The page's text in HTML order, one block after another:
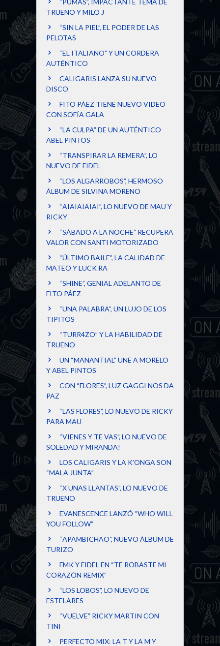
“PUMAS”, IMPACTANTE TEMA DE
TRUENO Y MILO J
“SIN LA PIEL”, EL PODER DE LAS
PELOTAS
“EL ITALIANO” Y UN CORDERA
AUTÉNTICO
CALIGARIS LANZA SU NUEVO
DISCO
FITO PÁEZ TIENE NUEVO VIDEO
CON SOFÍA GALA
“LA CULPA” DE UN AUTÉNTICO
ABEL PINTOS
“TRANSPIRAR LA REMERA”, LO
NUEVO DE FIDEL
“LOS ALGARROBOS”, HERMOSO
ÁLBUM DE SILVINA MORENO
“AIAIAIAIAI”, LO NUEVO DE MAU Y
RICKY
“SÁBADO A LA NOCHE” RECUPERA
VALOR CON SANTI MOTORIZADO
“ÚLTIMO BAILE”, LA CALIDAD DE
MATEO Y LUCK RA
“SHINE”, GENIAL ADELANTO DE
FITO PÁEZ
“UNA PALABRA”, UN LUJO DE LOS
TIPITOS
“TURR4ZO” Y LA HABILIDAD DE
TRUENO
UN “MANANTIAL” UNE A MORELO
Y ABEL PINTOS
CON “FLORES”, LUZ GAGGI NOS DA
PAZ
“LAS FLORES”, LO NUEVO DE RICKY
PARA MAU
“VIENES Y TE VAS”, LO NUEVO DE
SOLEDAD Y MIRANDA!
LOS CALIGARIS Y LA K’ONGA SON
“MALA JUNTA”
“X UNAS LLANTAS”, LO NUEVO DE
TRUENO
EVANESCENCE LANZÓ “WHO WILL
YOU FOLLOW”
“APAMBICHAO”, NUEVO ÁLBUM DE
TURIZO
FMK Y FIDEL EN “TE ROBASTE MI
CORAZÓN REMIX”
“LOS LOBOS”, LO NUEVO DE
ESTELARES
“VUELVE” RICKY MARTIN CON
TINI
PERFECTO MIX: LA T Y LA M Y